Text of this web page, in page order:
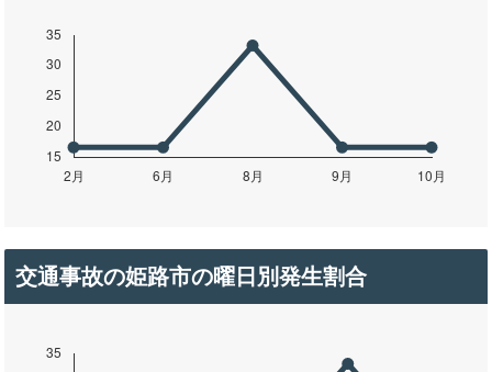
交通事故の姫路市の曜日別発生割合